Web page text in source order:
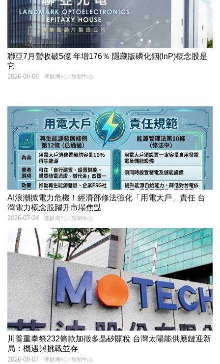
聯亞7月營收破5億 年增176％ 隱藏版磷化銦(InP)概念股是
它
理財周刊／新聞中心
2026-08-06
AI浪潮掀電力危機！經濟部修法強化「用電大戶」責任 台
灣電力概念股躍升市場焦點
理財周刊／新聞中心
2026-07-24
川普重拳祭232條款加徵多晶矽關稅 台灣太陽能供應鏈迎新
局：機遇與挑戰並存
理財周刊／新聞中心
2026-08-07